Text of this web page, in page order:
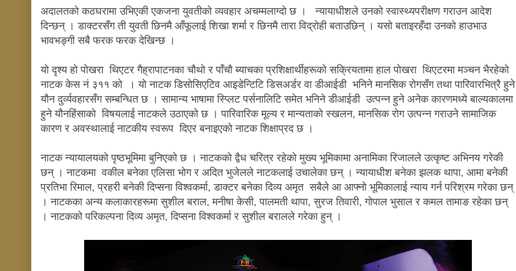
अदालतकाे कठघरामा उभिएकी एकजना युवतीकाे व्यवहार अचम्मलाग्दाे छ । न्यायाधीशले उनकाे स्वास्थ्यपरीक्षण गराउन आदेश
दिन्छन् । डाक्टरसँग ती युवती छिनमै आँफूलाईशिखा शर्मा र छिनमै तारा विद्राेही बताउछिन् । यसाे बताइरहँदा उनकाे हाउभाउ
भावभङ्गी सबै फरक फरक देखिन्छ ।
याे दृश्य हाे पाेखरा थिएटर गैह्रापाटनका चाैथाे र पाँचाै ब्याचका प्रशिक्षार्थीहरूकाे सक्रियतामा हाल पाेखरा थिएटरमा मञ्चन भैरहेकाे
नाटक केस नं ३११ काे । याे नाटक डिसाेसिएटिव आइडेन्टिटि डिसअर्डर वा डीआईडी भनिने मानसिक राेगसँग तथा पारिवारभित्रै हुने
याैन दुर्व्यवहारसँग सम्बन्धित छ । सामान्य भाषामा स्प्लिट पर्सनालिटि समेत भनिनेडीआईडी उत्पन्न हुने अनेक कारणमध्ये बाल्यकालमा
हुने याैनहिंसाकाे विषयलाई नाटकले उठाएकाे छ । पारिवारिक मूल्य र मान्यताकाे स्खलन, मानसिक राेग उत्पन्न गराउने सामाजिक
कारण र अवस्थालाई नाटकीय स्वरूप दिएर बनाइएकाे नाटक शिक्षाप्रद छ ।
नाटक न्यायालयकाे पृष्ठभूमिमा बुनिएकाे छ । नाटककाे द्वैध चरित्र रहेकाे मुख्य भूमिकामा अनामिका रिजालले उत्कृष्ट अभिनय गरेकी
छन् । नाटकमा वकील बनेका एलिसा भाेग र अदित भुजेलले नाटकलाई उचालेका छन् । न्यायाधीश बनेका झलक थापा, आमा बनेकी
प्रतिभा रिमाल, प्रहरी बनेकी दिप्सना विश्वकर्मा, डाक्टर बनेका दिव्य अमृत सबैले आ आफ्नाे भूमिकालाई न्याय गर्न परिश्रम गरेका छन्
। नाटकका अन्य कलाकारहरूमा सुशील बराल, मनीषा केसी, पालमती थापा, सुरज तिवारी, गोपाल भुसाल र कमल तामाङ रहेका छन्
।नाटकको परिकल्पना दिव्य अमृत, दिप्सना विश्वकर्मा र सुशील बरालले गरेका हुन् ।